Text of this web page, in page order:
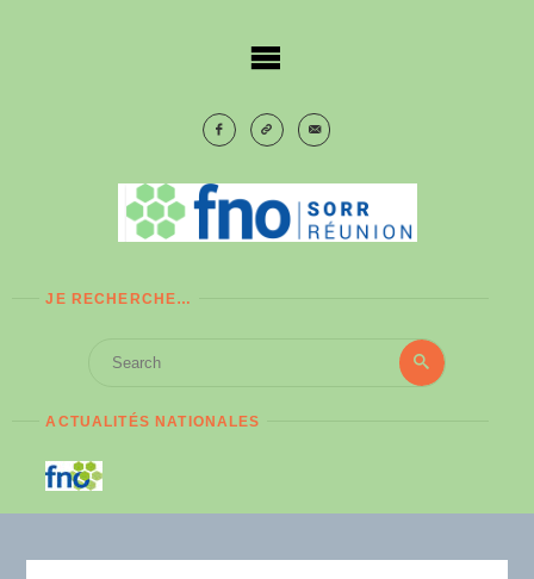
JE RECHERCHE…
Search
Search
ACTUALITÉS NATIONALES